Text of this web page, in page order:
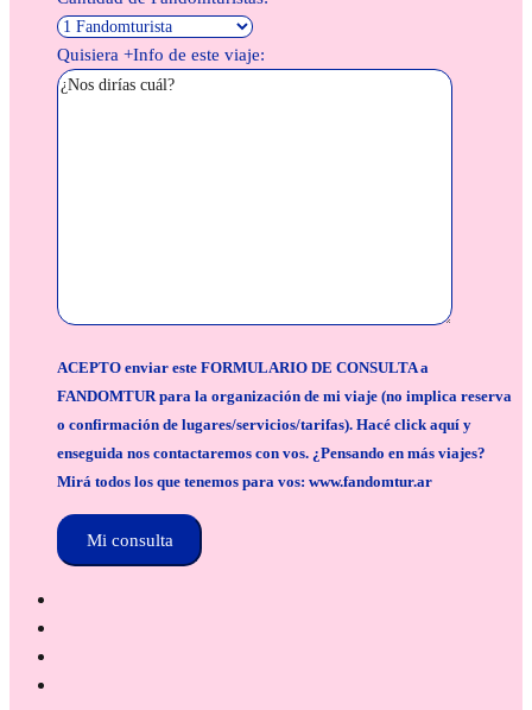
Quisiera +Info de este viaje:
ACEPTO enviar este FORMULARIO DE CONSULTA a
FANDOMTUR para la organización de mi viaje (no implica reserva
o confirmación de lugares/servicios/tarifas). Hacé click aquí y
enseguida nos contactaremos con vos. ¿Pensando en más viajes?
Mirá todos los que tenemos para vos: www.fandomtur.ar